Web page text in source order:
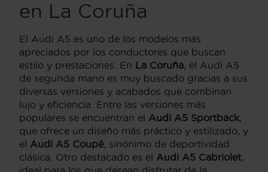
en La Coruña
El Audi A5 es uno de los modelos más
apreciados por los conductores que buscan
estilo y prestaciones. En La Coruña, el Audi A5
de segunda mano es muy buscado gracias a sus
diversas versiones y acabados que combinan
lujo y eficiencia. Entre las versiones más
populares se encuentran el Audi A5 Sportback,
que ofrece un diseño más práctico y estilizado, y
el Audi A5 Coupé, sinónimo de deportividad
clásica. Otro destacado es el Audi A5 Cabriolet,